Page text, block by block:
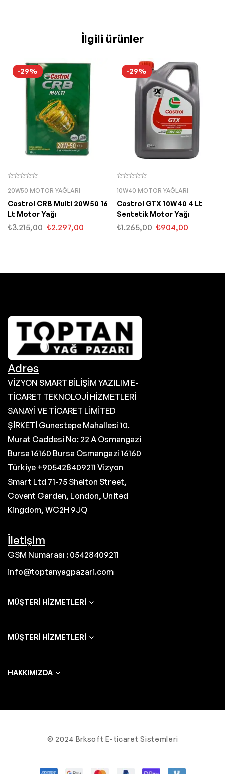
İlgili ürünler
-29%
20W50 MOTOR YAĞLARI
Castrol CRB Multi 20W50 16
Lt Motor Yağı
₺3.215,00 ₺2.297,00
-29%
10W40 MOTOR YAĞLARI
Castrol GTX 10W40 4 Lt
Sentetik Motor Yağı
₺1.265,00 ₺904,00
Adres
VİZYON SMART BİLİŞİM YAZILIM E-
TİCARET TEKNOLOJİ HİZMETLERİ
SANAYİ VE TİCARET LİMİTED
ŞİRKETİ Gunestepe Mahallesi 10.
Murat Caddesi No: 22 A Osmangazi
Bursa 16160 Bursa Osmangazi 16160
Türkiye +905428409211 Vizyon
Smart Ltd 71-75 Shelton Street,
Covent Garden, London, United
Kingdom, WC2H 9JQ
İletişim
GSM Numarası : 05428409211
info@toptanyagpazari.com
MÜŞTERI HIZMETLERI
MÜŞTERI HIZMETLERI
HAKKIMIZDA
© 2024 Brksoft E-ticaret Sistemleri